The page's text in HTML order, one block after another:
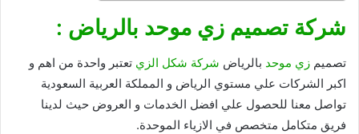
شركة تصميم زي موحد بالرياض :
تصميم زي موحد بالرياض شركة شكل الزي تعتبر واحدة من اهم و
اكبر الشركات علي مستوي الرياض و المملكة العربية السعودية
تواصل معنا للحصول علي افضل الخدمات و العروض حيث لدينا
فريق متكامل متخصص في الازياء الموحدة.